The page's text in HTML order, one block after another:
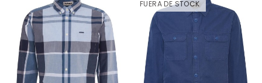
FUERA DE STOCK